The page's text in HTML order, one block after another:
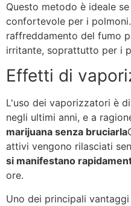
Questo metodo è ideale
confortevole per i
raffreddamento del fumo
irritante, soprattutto per i
Effetti di
L'uso dei vaporizzatori è
negli ultimi anni, e a
marijuana senza bruciarla
attivi vengono rilasciati
si manifestano
ore.
Uno dei principali